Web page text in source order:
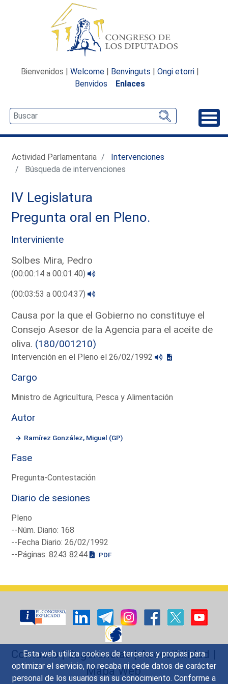
Esta web utiliza cookies de terceros y propias para
optimizar el servicio, no recaba ni cede datos de carácter
personal de los usuarios sin su conocimiento. Conforme a
Bienvenidos | Welcome | Benvinguts | Ongi etorri |
Benvidos
Enlaces
Actividad Parlamentaria
Intervenciones
Búsqueda de intervenciones
IV Legislatura
Pregunta oral en Pleno.
Interviniente
Solbes Mira, Pedro
(00:00:14 a 00:01:40)
(00:03:53 a 00:04:37)
Causa por la que el Gobierno no constituye el
Consejo Asesor de la Agencia para el aceite de
oliva. (180/001210)
Intervención en el Pleno el 26/02/1992
Cargo
Ministro de Agricultura, Pesca y Alimentación
Autor
Ramírez González, Miguel (GP)
Fase
Pregunta-Contestación
Diario de sesiones
Pleno
--Núm. Diario: 168
--Fecha Diario: 26/02/1992
--Páginas: 8243 8244
PDF
Contacto|Sugerencias|Accesibilidad |
Mapa Web